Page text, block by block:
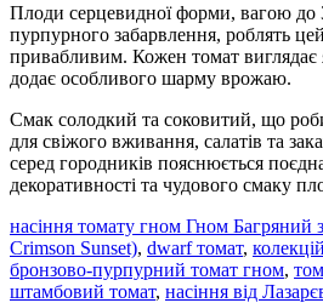
Плоди серцевидної форми, вагою до
пурпурного забарвлення, роблять
привабливим. Кожен томат виглядає
додає особливого шарму врожаю.
Смак солодкий та соковитий, що
для свіжого вживання, салатів та
серед городників пояснюється
декоративності та чудового смаку
насіння томату гном Гном Багряний
Crimson Sunset), dwarf томат,
бронзово-пурпурний томат гном,
штамбовий томат, насіння від